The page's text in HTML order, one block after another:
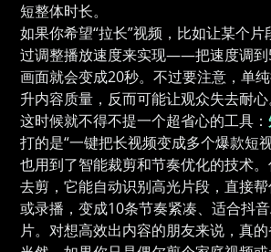
短整体时长。
如果你希望“拉长”视频，比如让某个
过调整播放速度来实现——把速度调到
画面就会变成20秒。不过要注意，单
升内容质量，反而可能让观众失去耐心
这时候就不得不提一个超省心的工具：
打的是“一键把长视频变成多个爆款短
也用到了智能裁剪和节奏优化的技术
去剪，它能自动识别高光片段，直接
或录播，变成10条节奏紧凑、适合抖
片。对想高效出内容的朋友来说，真的